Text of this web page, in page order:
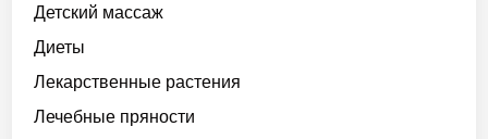
Детский массаж
Диеты
Лекарственные растения
Лечебные пряности